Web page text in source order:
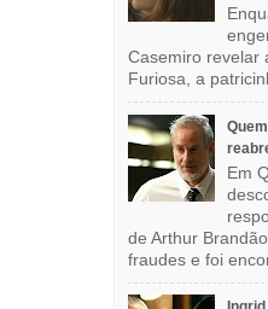
Casemiro revelar
Furiosa, a
Em
de Arthur
fraudes e foi